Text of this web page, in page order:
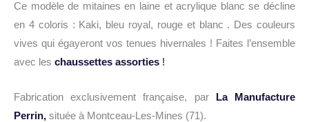
Ce modèle de mitaines en laine et acrylique blanc se décline
en 4 coloris : Kaki, bleu royal, rouge et blanc . Des couleurs
vives qui égayeront vos tenues hivernales ! Faites l’ensemble
avec les chaussettes assorties !
Fabrication exclusivement française, par La Manufacture
Perrin, située à Montceau-Les-Mines (71).